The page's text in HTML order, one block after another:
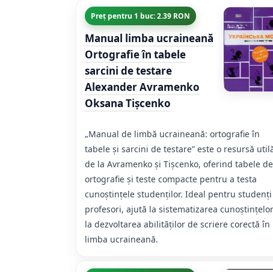
Preț pentru 1 buc: 2.39 RON
Manual limba ucraineană
Ortografie în tabele
sarcini de testare
Alexander Avramenko
Oksana Tișcenko
„Manual de limbă ucraineană: ortografie în
tabele și sarcini de testare” este o resursă
de la Avramenko și Tișcenko, oferind tabele de
ortografie și teste compacte pentru a testa
cunoștințele studenților. Ideal pentru studenți
profesori, ajută la sistematizarea
la dezvoltarea abilităților de scriere corectă în
limba ucraineană.